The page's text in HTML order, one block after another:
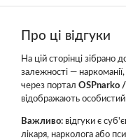
Про ці відгуки
На цій сторінці зібрано
залежності — наркоманії,
через портал OSPnarko
відображають особистий
Важливо: відгуки є
лікаря, нарколога або